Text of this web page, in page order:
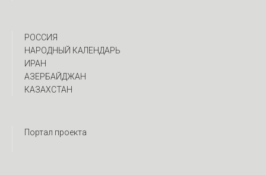
РОССИЯ
НАРОДНЫЙ КАЛЕНДАРЬ
ИРАН
АЗЕРБАЙДЖАН
КАЗАХСТАН
Портал проекта